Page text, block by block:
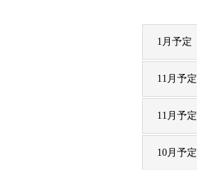
1月予定
11月予定
11月予定
10月予定